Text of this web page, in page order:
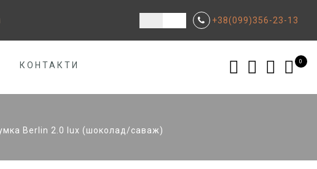
+38(099)356-23-13
КОНТАКТИ 0
Berlin 2.0 lux (шоколад/саваж)